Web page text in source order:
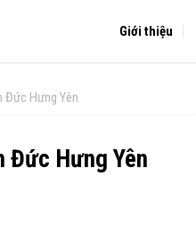
Giới thiệu
Đức Hưng Yên
Đức Hưng Yên